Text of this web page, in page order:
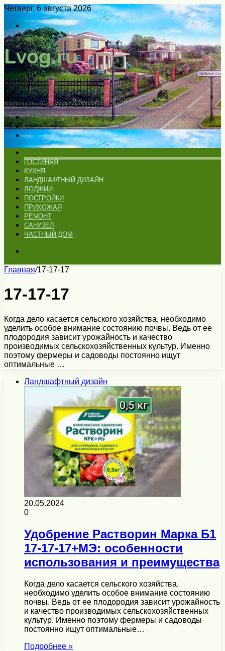
Четверг, 6 августа 2026
Войти
Switch
skin
Меню
Искать
Switch
skin
ГОСТИНАЯ
КУХНЯ
ЛАНДШАФТНЫЙ ДИЗАЙН
ЛОДЖИИ
ПОСТРОЙКИ
ПРИХОЖАЯ
РЕМОНТ
САНУЗЕЛ
ЧАСТНЫЙ ДОМ
Главная/17-17-17
17-17-17
Когда дело касается сельского хозяйства, необходимо
уделить особое внимание состоянию почвы. Ведь от ее
плодородия зависит урожайность и качество
производимых сельскохозяйственных культур. Именно
поэтому фермеры и садоводы постоянно ищут
оптимальные …
Ландшафтный дизайн
20.05.2024
0
Удобрение Растворин Марка Б1
17-17-17+МЭ: особенности
использования и преимущества
Когда дело касается сельского хозяйства,
необходимо уделить особое внимание состоянию
почвы. Ведь от ее плодородия зависит урожайность
и качество производимых сельскохозяйственных
культур. Именно поэтому фермеры и садоводы
постоянно ищут оптимальные…
Подробнее »